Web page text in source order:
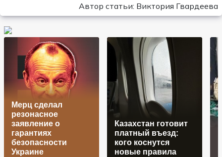
Автор статьи: Виктория Гвардеева
Мерц сделал
резонасное
заявление о
гарантиях
безопасности
Украине
Казахстан готовит
платный въезд:
кого коснутся
новые правила